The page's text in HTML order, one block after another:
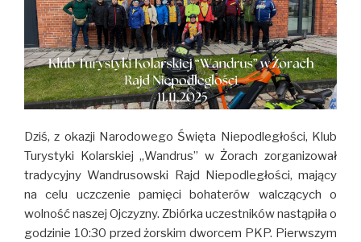
Dziś, z okazji Narodowego Święta Niepodległości, Klub
Turystyki Kolarskiej „Wandrus” w Żorach zorganizował
tradycyjny Wandrusowski Rajd Niepodległości, mający
na celu uczczenie pamięci bohaterów walczących o
wolność naszej Ojczyzny. Zbiórka uczestników nastąpiła o
godzinie 10:30 przed żorskim dworcem PKP. Pierwszym